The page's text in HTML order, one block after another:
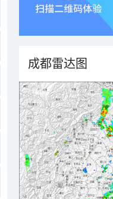
成都雷达图